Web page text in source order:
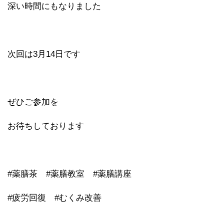
深い時間にもなりました
次回は3月14日です
ぜひご参加を
お待ちしております
#薬膳茶 #薬膳教室 #薬膳講座
#疲労回復 #むくみ改善